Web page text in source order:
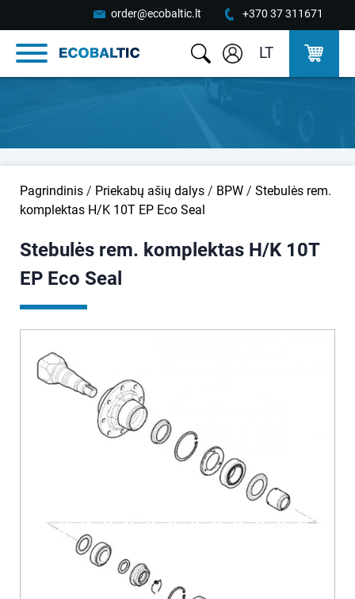
order@ecobaltic.lt +370 37 311671
LT
Pagrindinis / Priekabų ašių dalys / BPW / Stebulės rem.
komplektas H/K 10T EP Eco Seal
Stebulės rem. komplektas H/K 10T
EP Eco Seal